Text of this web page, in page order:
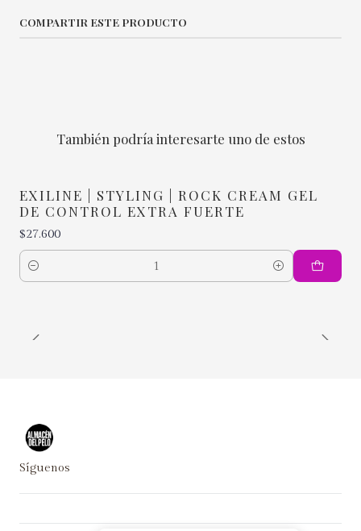
COMPARTIR ESTE PRODUCTO
También podría interesarte uno de estos
EXILINE | STYLING | ROCK CREAM GEL
DE CONTROL EXTRA FUERTE
$27.600
Cantidad
Síguenos